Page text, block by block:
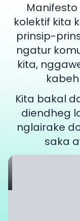
kolektif kita
prinsip-
ngatur
kita,
Kita bakal
diendheg
nglairake
saka